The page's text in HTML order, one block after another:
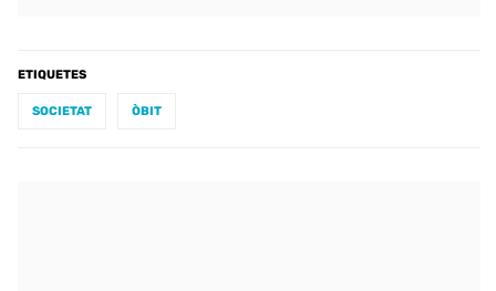
ETIQUETES
SOCIETAT ÒBIT